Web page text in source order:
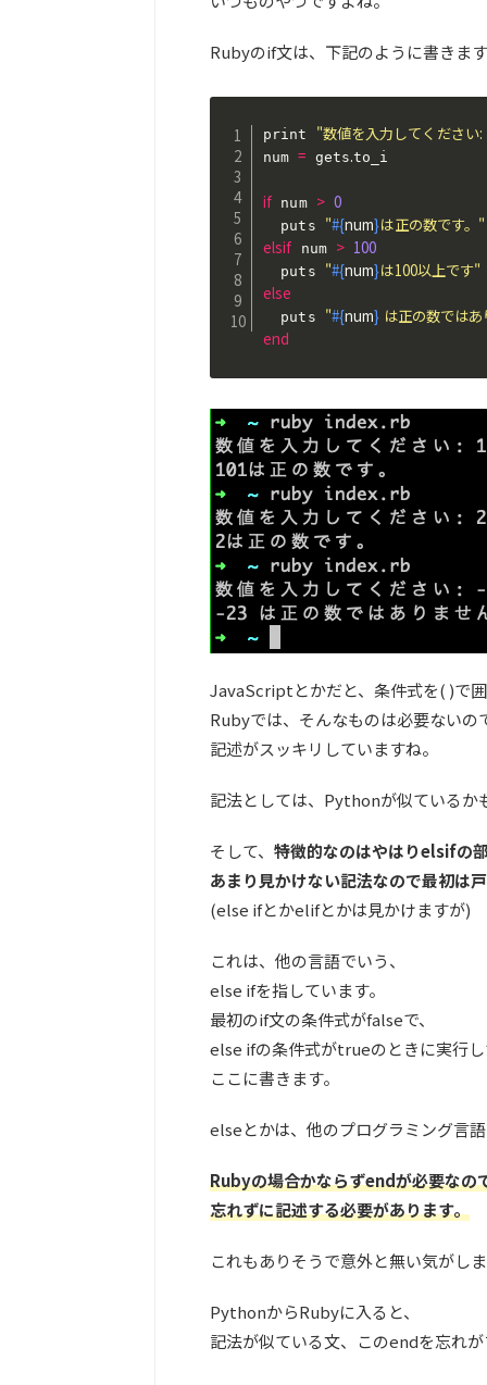
Rubyのif文は、下記のように書きま
print "数値を入力してください:
num = gets.to_i
if num > 0
  puts
"#{num}は正の数です。"
elsif num > 100
  puts
"#{num}は100以上です"
else
  puts
"#{num} は正の数では
end
JavaScriptとかだと、条件式を( )で
Rubyでは、そんなものは必要ないの
記述がスッキリしていますね。
記法としては、Pythonが似ているか
そして、 特徴的なのはやはりelsifの
あまり見かけない記法なので最初は
(else ifとかelifとかは見かけますが)
これは、他の言語でいう、
else ifを指しています。
最初のif文の条件式がfalseで、
else ifの条件式がtrueのときに実行
ここに書きます。
elseとかは、他のプログラミング言
Rubyの場合かならずendが必要なの
忘れずに記述する必要があります。
これもありそうで意外と無い気がし
PythonからRubyに入ると、
記法が似ている文、このendを忘れ